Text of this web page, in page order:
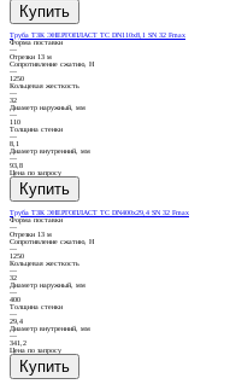
Труба ТЗК ЭНЕРГОПЛАСТ ТС DN110х8,1 SN 32 Fmax
Форма поставки
—
Отрезки 13 м
Сопротивление сжатию, Н
—
1250
Кольцевая жесткость
—
32
Диаметр наружный, мм
—
110
Толщина стенки
—
8,1
Диаметр внутренний, мм
—
93,8
Цена по запросу
Труба ТЗК ЭНЕРГОПЛАСТ ТС DN400х29,4 SN 32 Fmax
Форма поставки
—
Отрезки 13 м
Сопротивление сжатию, Н
—
1250
Кольцевая жесткость
—
32
Диаметр наружный, мм
—
400
Толщина стенки
—
29,4
Диаметр внутренний, мм
—
341,2
Цена по запросу